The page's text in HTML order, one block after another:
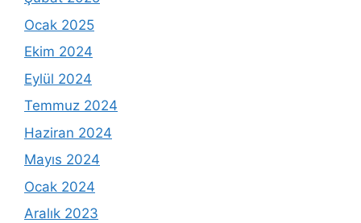
Ocak 2025
Ekim 2024
Eylül 2024
Temmuz 2024
Haziran 2024
Mayıs 2024
Ocak 2024
Aralık 2023